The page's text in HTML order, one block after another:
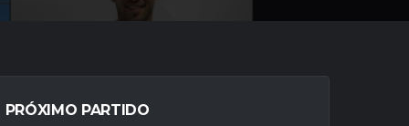
PRÓXIMO PARTIDO